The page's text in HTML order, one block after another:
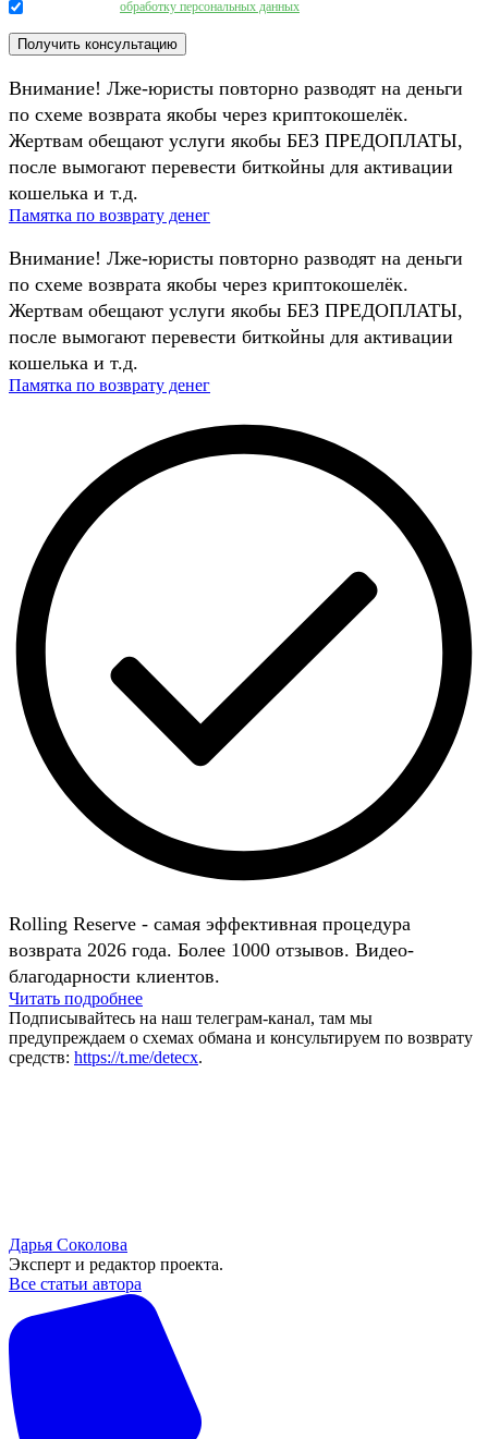
обработку персональных данных
Внимание! Лже-юристы повторно разводят на деньги
по схеме возврата якобы через криптокошелёк.
Жертвам обещают услуги якобы БЕЗ ПРЕДОПЛАТЫ,
после вымогают перевести биткойны для активации
кошелька и т.д.
Памятка по возврату денег
Внимание! Лже-юристы повторно разводят на деньги
по схеме возврата якобы через криптокошелёк.
Жертвам обещают услуги якобы БЕЗ ПРЕДОПЛАТЫ,
после вымогают перевести биткойны для активации
кошелька и т.д.
Памятка по возврату денег
Rolling Reserve - самая эффективная процедура
возврата 2026 года. Более 1000 отзывов. Видео-
благодарности клиентов.
Читать подробнее
Подписывайтесь на наш телеграм-канал, там мы
предупреждаем о схемах обмана и консультируем по возврату
средств: https://t.me/detecx.
Дарья Соколова
Эксперт и редактор проекта.
Все статьи автора